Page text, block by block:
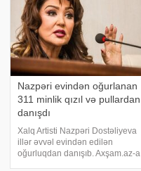
Nazpəri evindən oğurlanan
311 minlik qızıl və pullardan
danışdı
Xalq Artisti Nazpəri Dostəliyeva
illər əvvəl evindən edilən
oğurluqdan danışıb. Axşam.az-a